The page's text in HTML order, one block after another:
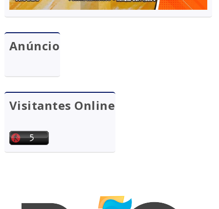
Anúncio
Visitantes Online